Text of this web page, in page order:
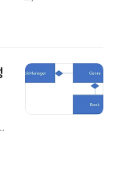
진의 노킹을 방지하
대부분의 국가에서
다. 대한민국은 1
년 1월부터 유연 휘